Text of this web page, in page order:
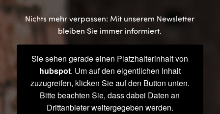
Nichts mehr verpassen: Mit unserem Newsletter
bleiben Sie immer informiert.
Sie sehen gerade einen Platzhalterinhalt von
hubspot. Um auf den eigentlichen Inhalt
zuzugreifen, klicken Sie auf den Button unten.
Bitte beachten Sie, dass dabei Daten an
Drittanbieter weitergegeben werden.